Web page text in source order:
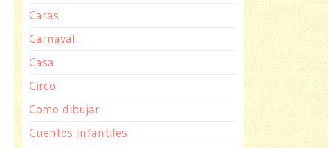
Caras
Carnaval
Casa
Circo
Como dibujar
Cuentos Infantiles